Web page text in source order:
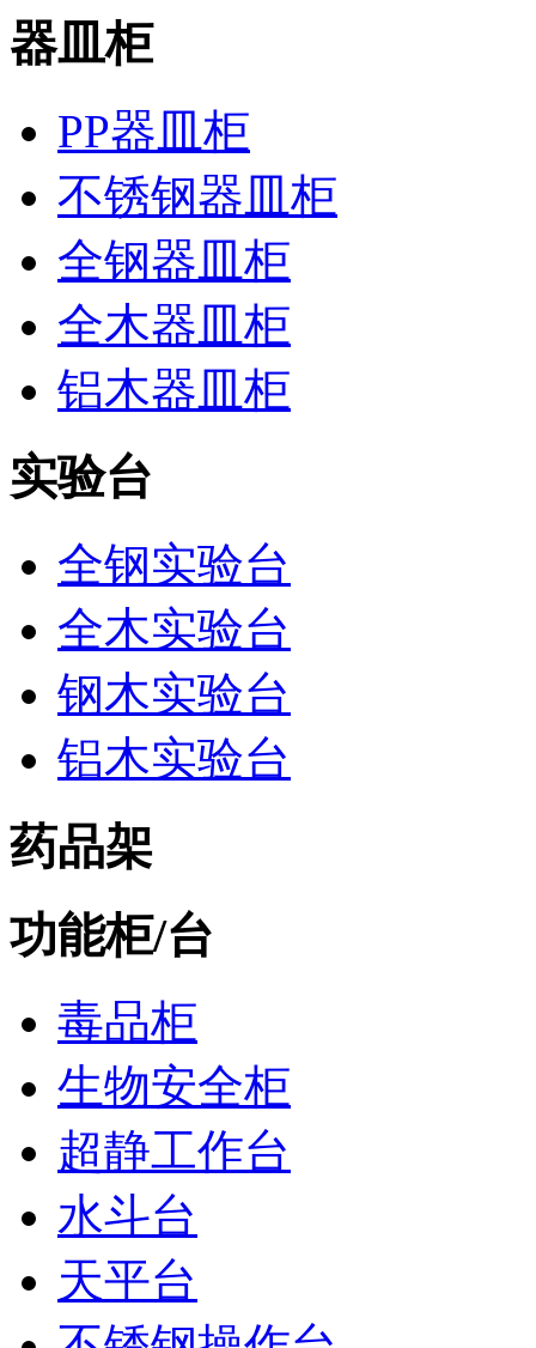
器皿柜
PP器皿柜
不锈钢器皿柜
全钢器皿柜
全木器皿柜
铝木器皿柜
实验台
全钢实验台
全木实验台
钢木实验台
铝木实验台
药品架
功能柜/台
毒品柜
生物安全柜
超静工作台
水斗台
天平台